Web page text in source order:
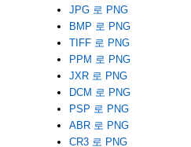
JPG 로 PNG
BMP 로 PNG
TIFF 로 PNG
PPM 로 PNG
JXR 로 PNG
DCM 로 PNG
PSP 로 PNG
ABR 로 PNG
CR3 로 PNG